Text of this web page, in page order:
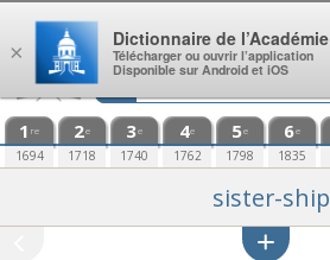
Aller au contenu
1 re
1694
2e
1718
3e
1740
4e
1762
5e
1798
6e
1835
sister-ship
×
Dictionnaire de l’Académie
Télécharger ou ouvrir l’application
Disponible sur Android et iOS